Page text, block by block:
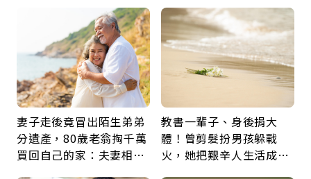
妻子走後竟冒出陌生弟弟
分遺產，80歲老翁掏千萬
買回自己的家：夫妻相守
教書一輩子、身後捐大
體！曾剪髮扮男孩躲戰
火，她把艱辛人生活成風